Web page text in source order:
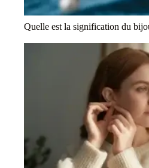
Quelle est la signification du